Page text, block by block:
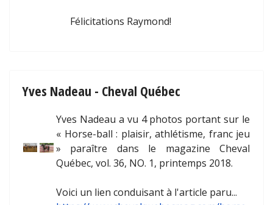
Félicitations Raymond!
Yves Nadeau - Cheval Québec
Yves Nadeau a vu 4 photos portant sur le
« Horse-ball : plaisir, athlétisme, franc jeu
» paraître dans le magazine Cheval
Québec, vol. 36, NO. 1, printemps 2018.
Voici un lien conduisant à l'article paru...